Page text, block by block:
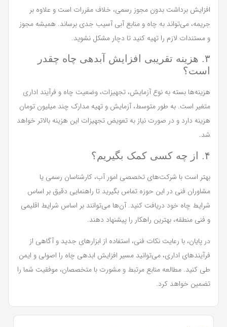
افزایش برداشت بدون مجوز رسمی، خلاف مقررات است و علاوه بر
جریمه، می‌تواند به چاه و منابع آبی آسیب جدی برساند. همیشه مجوز
و مستندات لازم را تهیه کنید تا دچار مشکل نشوید.
۳. هزینه تقریبی افزایش آبدهی چاه چقدر
است؟
هزینه‌ها بسته به نوع آزمایش، تجهیزات، وضعیت چاه و فرآیند اداری
متغیر است. به طور متوسط، آزمایش و تهیه مدارک چند میلیون تومان
هزینه دارد و در صورت نیاز به تعویض تجهیزات این هزینه بالاتر خواهد
شد.
۴. از چه کسی کمک بگیریم؟
بهتر است با شرکت‌های تخصصی امور آب، کارشناسان رسمی یا
مشاوران فنی در این حوزه تماس بگیرید تا راهنمایی دقیق بر اساس
شرایط چاه خود دریافت کنید. آن‌ها می‌توانند بر اساس شرایط اقلیمی
و فنی منطقه، بهترین راهکار را پیشنهاد دهند.
در پایان، با رعایت نکات فنی، استفاده از ابزارهای جدید و آگاهی از
فرآیندهای اداری، می‌توانید مسیر افزایش ابدهی چاه را اصولی و ایمن
طی کنید. مطالعه منابع مرتبط و مشورت با متخصصان، موفقیت شما را
تضمین خواهد کرد.